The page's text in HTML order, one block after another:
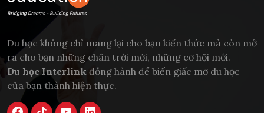
Du học không chỉ mang lại cho bạn kiến thức mà còn mở
ra cho bạn những chân trời mới, những cơ hội mới.
Du học Interlink đồng hành để biến giấc mơ du học
của bạn thành hiện thực.